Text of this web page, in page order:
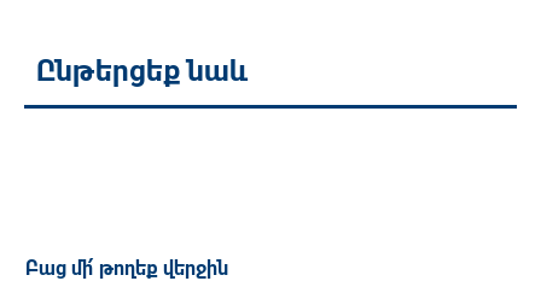
Ընթերցեք նաև
Բաց մի՛ թողեք վերջին